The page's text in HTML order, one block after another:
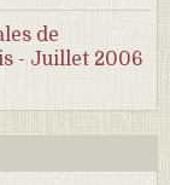
de
- Juillet 2006